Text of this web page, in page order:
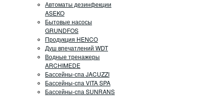
Автоматы дезинфекции
ASEKO
Бытовые насосы
GRUNDFOS
Продукция HENCO
Душ впечатлений WDT
Водные тренажеры
ARCHIMEDE
Бассейны-спа JACUZZI
Бассейны-спа VITA SPA
Бассейны-спа SUNRANS